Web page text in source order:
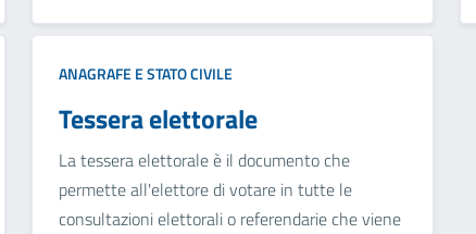
ANAGRAFE E STATO CIVILE
Tessera elettorale
La tessera elettorale è il documento che
permette all'elettore di votare in tutte le
consultazioni elettorali o referendarie che viene